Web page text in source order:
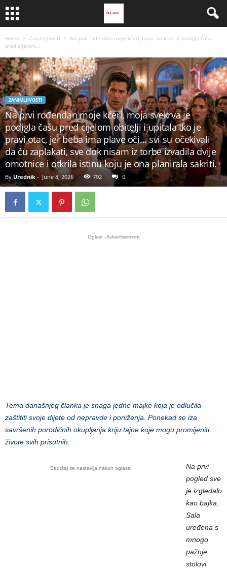
Home Zanimljivosti
Na prvi rođendan moje kćeri, moja svekrva je podigla čašu
pred cijelom...
ZANIMLJIVOSTI
Na prvi rođendan moje kćeri, moja svekrva je
podigla čašu pred cijelom obitelji i upitala tko je
pravi otac, jer beba ima plave oči… svi su očekivali
da ću zaplakati, sve dok nisam iz torbe izvadila dvije
omotnice i otkrila istinu koju je ona planirala sakriti.
By Urednik - June 8, 2026 792 0
Oglasi - Advertisement
Tema današnjeg članka je snaga jedne majke koja je odlučila
zaštititi svoje dijete od nepravde i poniženja. Ponekad se iza
savršenih porodičnih okupljanja kriju tajne koje mogu promijeniti
živote svih prisutnih.
Sadržaj se nastavlja nakon oglasa
Na prvi
pogled sve
je izgledalo
kao bajka.
Sala
uređena s
mnogo
pažnje,
stolovi